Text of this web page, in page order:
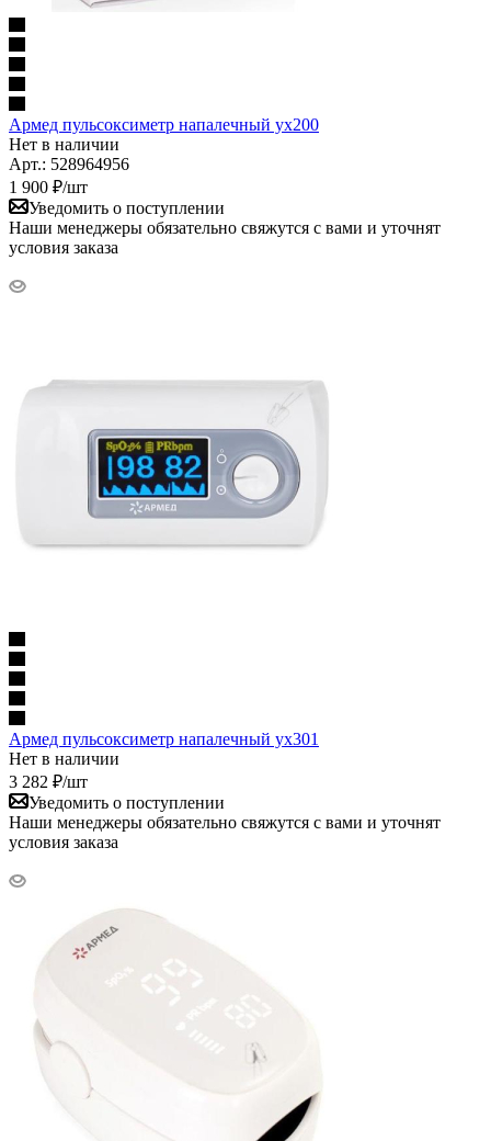
Армед пульсоксиметр напалечный yx200
Нет в наличии
Арт.: 528964956
1 900 ₽/шт
Уведомить о поступлении
Наши менеджеры обязательно свяжутся с вами и уточнят
условия заказа
Армед пульсоксиметр напалечный yx301
Нет в наличии
3 282 ₽/шт
Уведомить о поступлении
Наши менеджеры обязательно свяжутся с вами и уточнят
условия заказа